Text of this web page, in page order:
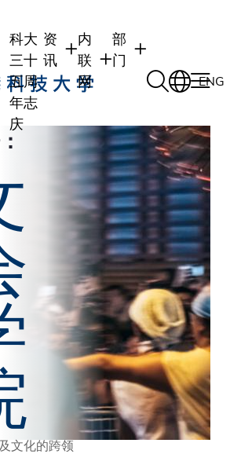
科大
三十
五周
年志
庆
资
讯
学生
职员
校友
传媒
内
联
网
学生内联网
职员行政内联网
校友内联网
部
门
学术部门
学术课程
行政部门
社交平台及应用程
式
ENG
文化的跨领